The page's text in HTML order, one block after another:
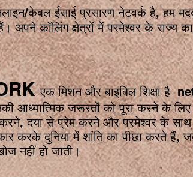
केबल ईसाई प्रसारण नेटवर्क है, हम
कॉलिंग क्षेत्रों में परमेश्वर के राज्य
एक मिशन और बाइबिल शिक्षा है
आध्यात्मिक जरूरतों को पूरा करने के
दया से प्रेम करने और परमेश्वर के
करके दुनिया में शांति का पीछा करते
नहीं हो जाती।